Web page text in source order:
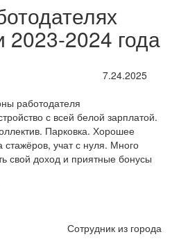
2023-2024 года
7.24.2025
работодателя
с всей белой зарплатой.
Парковка. Хорошее
учат с нуля. Много
свой доход и приятные бонусы
Сотрудник из города